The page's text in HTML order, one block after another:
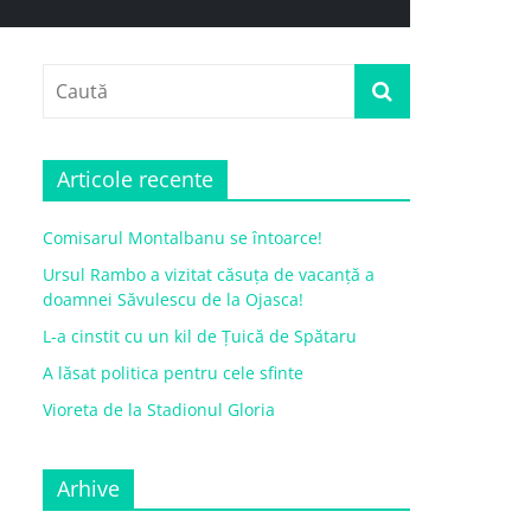
Articole recente
Comisarul Montalbanu se întoarce!
Ursul Rambo a vizitat căsuța de vacanță a
doamnei Săvulescu de la Ojasca!
L-a cinstit cu un kil de Țuică de Spătaru
A lăsat politica pentru cele sfinte
Vioreta de la Stadionul Gloria
Arhive